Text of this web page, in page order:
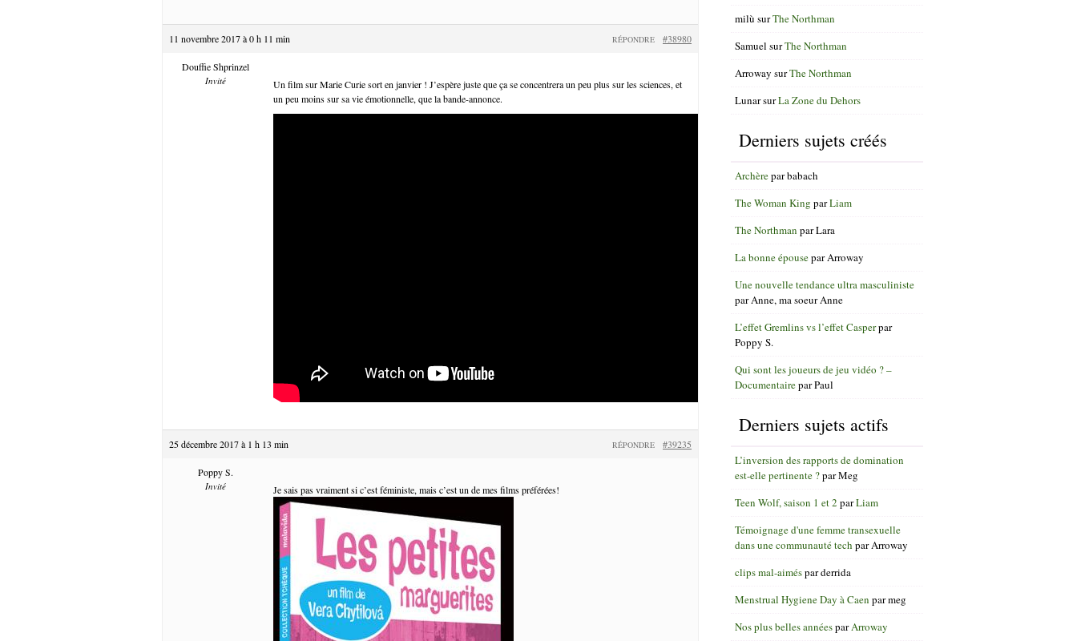
11 novembre 2017 à 0 h 11 min #38980
RÉPONDRE
Douffie Shprinzel
Invité
Un film sur Marie Curie sort en janvier ! J’espère juste que ça se concentrera un peu plus sur les sciences, et
un peu moins sur sa vie émotionnelle, que la bande-annonce.
25 décembre 2017 à 1 h 13 min #39235
RÉPONDRE
Poppy S.
Invité Je sais pas vraiment si c’est féministe, mais c’est un de mes films préférées!
milù surThe Northman
Samuel surThe Northman
Arroway surThe Northman
LunarsurLa Zone du Dehors
Derniers sujets créés
Archèreparbabach
The Woman King parLiam
The Northman parLara
La bonne épouseparArroway
Une nouvelle tendance ultra masculiniste
parAnne, ma soeur Anne
L’effet Gremlins vs l’effet Casperpar
Poppy S.
Qui sont les joueurs de jeu vidéo ? –
DocumentaireparPaul
Derniers sujets actifs
L’inversion des rapports de domination
est-elle pertinente ?parMeg
Teen Wolf, saison 1 et 2 parLiam
Témoignage d'une femme transexuelle
dans une communauté tech parArroway
clips mal-aimésparderrida
Menstrual Hygiene Day à Caen parmeg
Nos plus belles annéesparArroway